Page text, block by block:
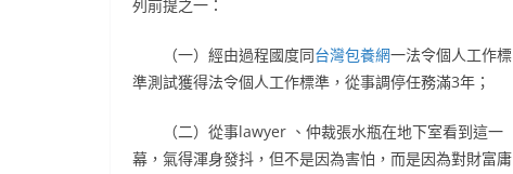
列前提之一：
（一）經由過程國度同台灣包養網一法令個人工作標
準測試獲得法令個人工作標準，從事調停任務滿3年；
（二）從事lawyer 、仲裁張水瓶在地下室看到這一
幕，氣得渾身發抖，但不是因為害怕，而是因為對財富庸